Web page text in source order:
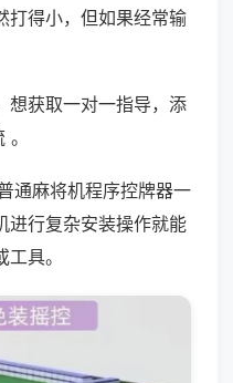
打得小，但如果经常输
想获取一对一指导，添
通麻将机程序控牌器一
进行复杂安装操作就能
具。